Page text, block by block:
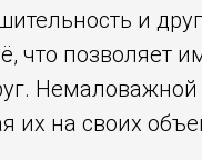
и
что позволяет
Немаловажной
их на своих